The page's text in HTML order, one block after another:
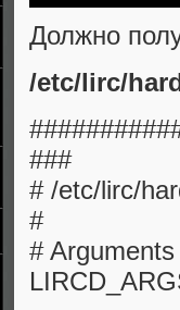
Должно
/etc/lirc/
###
# /etc/lirc/
#
#